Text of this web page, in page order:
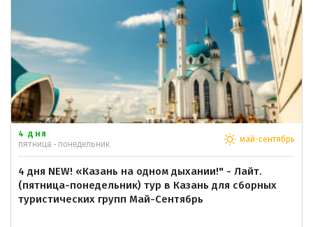
4 дня
пятница - понедельник
май-сентябрь
4 дня NEW! «Казань на одном дыхании!" - Лайт.
(пятница-понедельник) тур в Казань для сборных
туристических групп Май-Сентябрь